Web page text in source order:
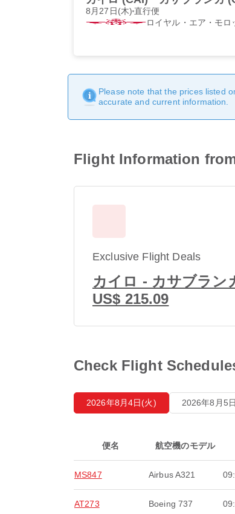
8月27日(木)直行便
ロイヤル・エア・モロ
Please note that the prices listed
accurate and current information.
Flight Information
Exclusive Flight Deals
カイロ - カサブラン
US$ 215.09
Check Flight
2026年8月4日(火) 2026年8月5
便名 航空機のモデル
MS847 Airbus A321
AT273 Boeing 737